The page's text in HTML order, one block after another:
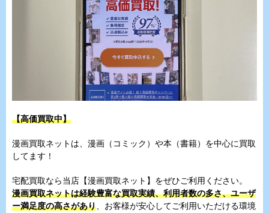
【高価買取中】
漫画買取ネットは、漫画（コミック）や本（書籍）を中心に買取
してます！
宅配買取なら当店【漫画買取ネット】をぜひご利用ください。
漫画買取ネットは経験豊富な買取実績、利用者数の多さ、ユーザ
ー満足度の高さがあり、お客様が安心してご利用いただける環境